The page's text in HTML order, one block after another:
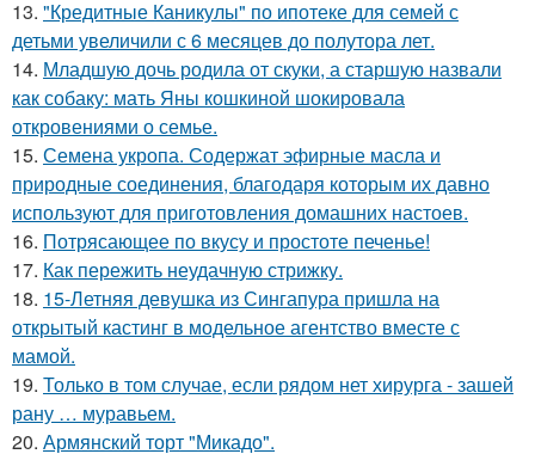
13. "Кредитные Каникулы" по ипотеке для семей с
детьми увеличили с 6 месяцев до полутора лет.
14. Младшую дочь родила от скуки, а старшую назвали
как собаку: мать Яны кошкиной шокировала
откровениями о семье.
15. Семена укропа. Содержат эфирные масла и
природные соединения, благодаря которым их давно
используют для приготовления домашних настоев.
16. Потрясающее по вкусу и простоте печенье!
17. Как пережить неудачную стрижку.
18. 15-Летняя девушка из Сингапура пришла на
открытый кастинг в модельное агентство вместе с
мамой.
19. Только в том случае, если рядом нет хирурга - зашей
рану … муравьем.
20. Армянский торт "Микадо".